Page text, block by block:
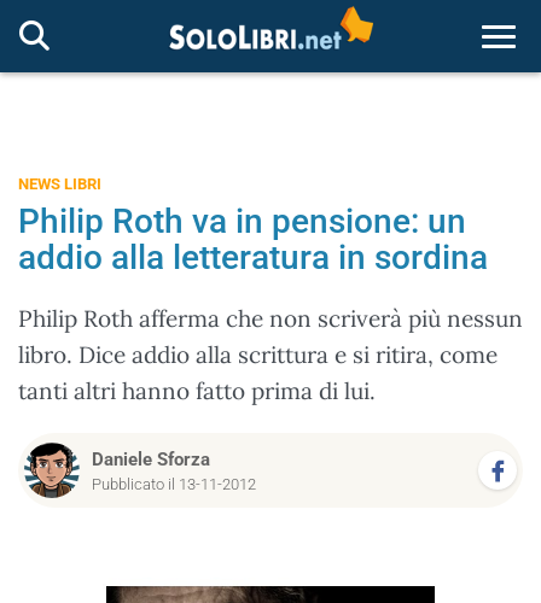
NEWS LIBRI
Philip Roth va in pensione: un
addio alla letteratura in sordina
Philip Roth afferma che non scriverà più nessun
libro. Dice addio alla scrittura e si ritira, come
tanti altri hanno fatto prima di lui.
Daniele Sforza
Pubblicato il 13-11-2012